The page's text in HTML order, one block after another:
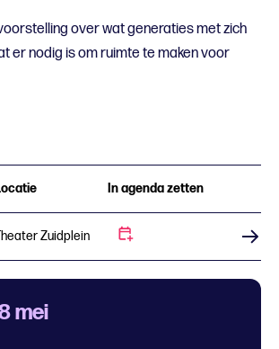
over wat generaties met zich
er nodig is om ruimte te maken voor
In agenda zetten
Zuidplein
mei